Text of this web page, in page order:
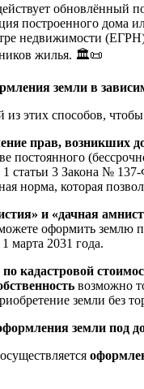
построенного дома
недвижимости
жилья. 🏛️📜
земли в
этих способов, чтобы
прав, возникших
постоянного
1 статьи 3 Закона №
норма, которая
и «дачная
оформить землю
марта 2031 года.
кадастровой
возможно
земли без
земли под